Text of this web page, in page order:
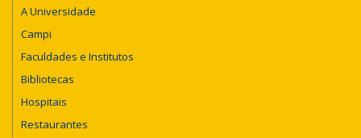
A Universidade
Campi
Faculdades e Institutos
Bibliotecas
Hospitais
Restaurantes